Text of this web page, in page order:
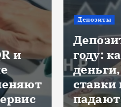
Депозиты
году:
деньги,
ставки
падают